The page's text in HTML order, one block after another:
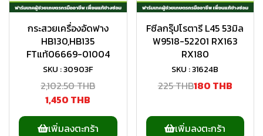
กระสวยเครื่องอัดฟาง
HB130,HB135
FTแท้06669-01004
SKU : 30903F
2,102.50 THB
1,450 THB
เพิ่มลงตะกร้า
Fซีลกรุ๊ปโรตารี L45 53มิล
W9518-52201 RX163
RX180
SKU : 31624B
225 THB180 THB
เพิ่มลงตะกร้า